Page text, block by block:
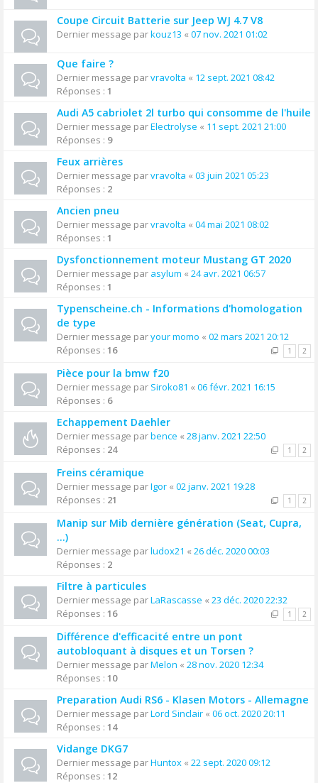
Coupe Circuit Batterie sur Jeep WJ 4.7 V8
Dernier message parkouz13 « 07 nov. 2021 01:02
Que faire ?
Dernier message parvravolta « 12 sept. 2021 08:42
Réponses : 1
Audi A5 cabriolet 2l turbo qui consomme de l'huile
Dernier message parElectrolyse « 11 sept. 2021 21:00
Réponses : 9
Feux arrières
Dernier message parvravolta « 03 juin 2021 05:23
Réponses : 2
Ancien pneu
Dernier message parvravolta « 04 mai 2021 08:02
Réponses : 1
Dysfonctionnement moteur Mustang GT 2020
Dernier message par asylum « 24 avr. 2021 06:57
Réponses : 1
Typenscheine.ch - Informations d'homologation
de type
Dernier message paryour momo « 02 mars 2021 20:12
Réponses : 16 1 2
Pièce pour la bmw f20
Dernier message par Siroko81 « 06 févr. 2021 16:15
Réponses : 6
Echappement Daehler
Dernier message parbence « 28 janv. 2021 22:50
Réponses : 24 1 2
Freins céramique
Dernier message parIgor « 02 janv. 2021 19:28
Réponses : 21 1 2
Manip sur Mib dernière génération (Seat, Cupra,
...)
Dernier message parludox21 « 26 déc. 2020 00:03
Réponses : 2
Filtre à particules
Dernier message parLaRascasse « 23 déc. 2020 22:32
Réponses : 16 1 2
Différence d'efficacité entre un pont
autobloquant à disques et un Torsen ?
Dernier message parMelon « 28 nov. 2020 12:34
Réponses : 10
Preparation Audi RS6 - Klasen Motors - Allemagne
Dernier message parLord Sinclair « 06 oct. 2020 20:11
Réponses : 14
Vidange DKG7
Dernier message parHuntox « 22 sept. 2020 09:12
Réponses : 12